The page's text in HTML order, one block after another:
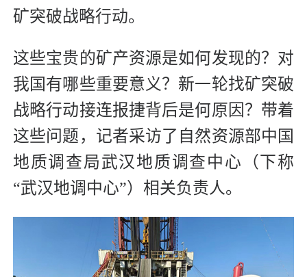
矿突破战略行动。
这些宝贵的矿产资源是如何发现的？对
我国有哪些重要意义？新一轮找矿突破
战略行动接连报捷背后是何原因？带着
这些问题，记者采访了自然资源部中国
地质调查局武汉地质调查中心（下称
“武汉地调中心”）相关负责人。